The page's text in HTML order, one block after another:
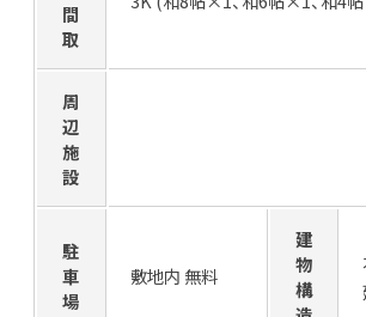
間
取
周
辺
施
設
駐
車
場
敷地内 無料
建
物
構